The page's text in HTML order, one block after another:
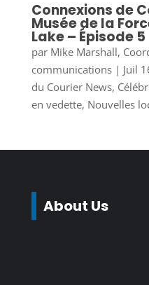
Connexions de
Musée de la
Lake – Épisode 5
par Mike Marshall,
communications| Juil
du Courier News,
en vedette, Nouvelles
About Us